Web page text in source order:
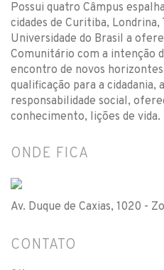
Possui quatro Câmpus
cidades de Curitiba, Londrina,
Universidade do Brasil a
Comunitário com a intenção
encontro de novos
qualificação para a cidadania,
responsabilidade social,
conhecimento, lições de vida.
ONDE FICA
Av. Duque de Caxias, 1020 -
CONTATO